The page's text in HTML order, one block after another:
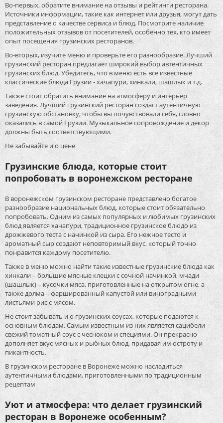
Во-первых, обратите внимание на отзывы и рейтинги ресторана.
Источники информации, такие как интернет или друзья, могут дать
представление о качестве сервиса и блюд. Посмотрите наличие
положительных отзывов от посетителей, особенно тех, кто имеет
опыт посещения грузинских ресторанов.
Во-вторых, изучите меню и проверьте его разнообразие. Лучший
грузинский ресторан предлагает широкий выбор автентичных
грузинских блюд. Убедитесь, что в меню есть все известные
классические блюда Грузии - хачапури, хинкали, шашлык и т.д.
Также стоит обратить внимание на атмосферу и интерьер
заведения. Лучший грузинский ресторан создаст аутентичную
грузинскую обстановку, чтобы вы почувствовали себя, словно
оказались в самой Грузии. Музыкальное сопровождение и декор
должны быть соответствующими.
Не забывайте и о цене
Грузинские блюда, которые стоит
попробовать в воронежском ресторане
В воронежском грузинском ресторане представлено богатое
разнообразие национальных блюд, которые стоит обязательно
попробовать. Одним из самых популярных и любимых грузинских
блюд является хачапури, традиционное грузинское блюдо из
дрожжевого теста с начинкой из сыра. Его нежное тесто и
ароматный сыр создают неповторимый вкус, который точно
понравится каждому посетителю.
Также в меню можно найти такие известные грузинские блюда как
хинкали – большие мясные клецки с сочной начинкой, мчади
(шашлык) – кусочки мяса, приготовленные на открытом огне, а
также долма – фаршированный капустой или виноградными
листьями рис с мясом.
Не стоит забывать и о грузинских соусах, которые подаются к
основным блюдам. Самым известным из них является сацибели –
свежий томатный соус с чесноком и специями. Он прекрасно
дополняет вкус мясных и рыбных блюд, придавая им остроту и
пикантность.
В грузинском ресторане в Воронеже можно насладиться
аутентичными блюдами, приготовленными по традиционным
рецептам
Уют и атмосфера: что делает грузинский
ресторан в Воронеже особенным?